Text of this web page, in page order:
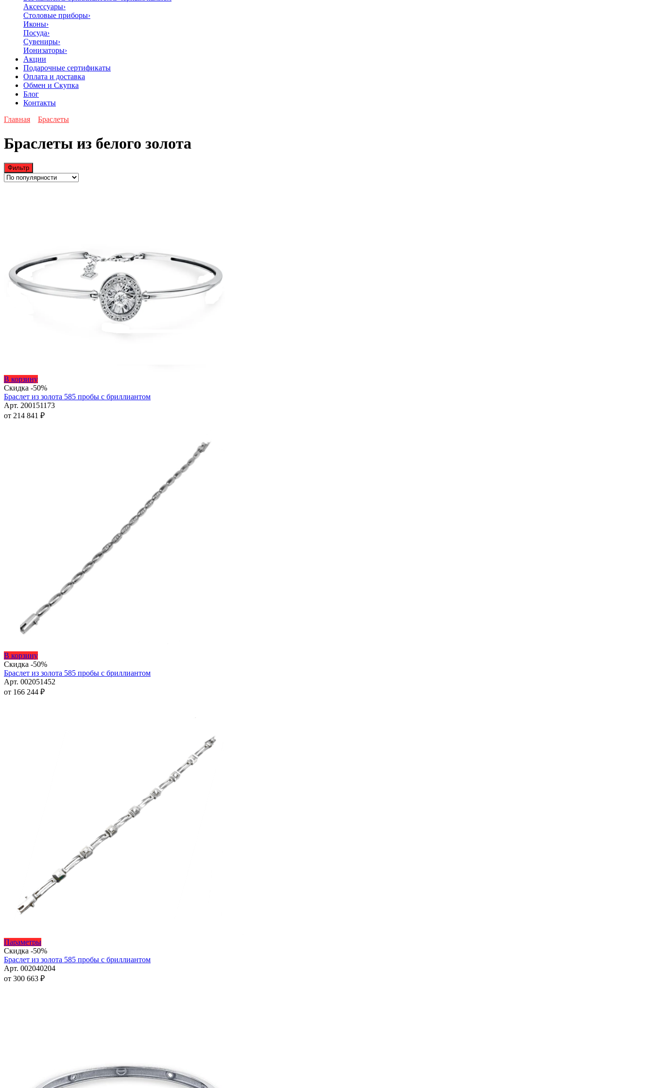
Аксессуары›
Столовые приборы›
Иконы›
Посуда›
Сувениры›
Ионизаторы›
Акции
Подарочные сертификаты
Оплата и доставка
Обмен и Скупка
Блог
Контакты
Главная
Браслеты
Браслеты из белого золота
Фильтр
В корзинуЭтот
товар
имеет
несколько
вариаций.
Скидка -50%
Браслет из золота 585 пробы с бриллиантом
Арт. 200151173
от 214 841 ₽
В корзинуЭтот
товар
имеет
несколько
вариаций.
Скидка -50%
Браслет из золота 585 пробы с бриллиантом
Арт. 002051452
от 166 244 ₽
ПараметрыЭтот
товар
имеет
несколько
вариаций.
Скидка -50%
Браслет из золота 585 пробы с бриллиантом
Арт. 002040204
от 300 663 ₽